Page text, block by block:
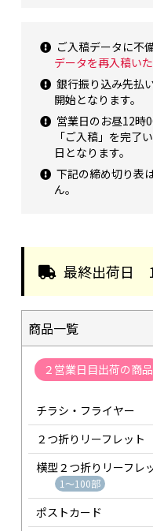
ご入稿データに不
データを再入稿い
銀行振り込み先払
開始となります。
営業日のお昼12時
「ご入稿」を完了
日となります。
下記の締め切り表
ん。
最終出荷日
商品一覧
２営業日目出荷の商品
チラシ・フライヤー
２つ折りリーフレット
横型２つ折りリーフレ
1～100部
ポストカード